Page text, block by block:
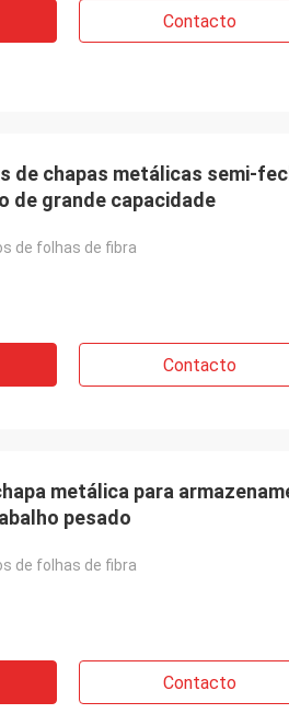
Contacto
de chapas metálicas semi-
de grande capacidade
de folhas de fibra
Contacto
metálica para
pesado
de folhas de fibra
Contacto